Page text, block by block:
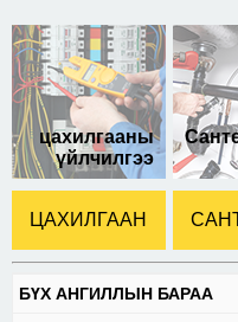
цахилгааны
үйлчилгээ
ЦАХИЛГААН
БҮХ АНГИЛЛЫН БАРАА